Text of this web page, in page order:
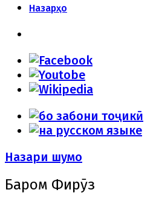
Назарҳо
Назари шумо
Баҳром Фирӯз